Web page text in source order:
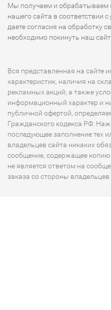
Мы получаем и обрабатываем
нашего сайта в соответствии с
даете согласия на обработку
необходимо покинуть наш сайт.
Вся представленная на сайте
характеристик, наличия на
рекламных акций, а также
информационный характер и
публичной офертой,
Гражданского кодекса РФ.
последующее заполнение тех
владельцев сайта никаких
сообщение, содержащее
не является ответом на
заказа со стороны владельцев